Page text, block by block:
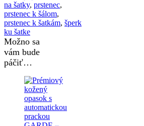
na šatky, prstenec,
prstenec k šálom,
prstenec k šatkám, šperk
ku šatke
Možno sa
vám bude
páčiť…